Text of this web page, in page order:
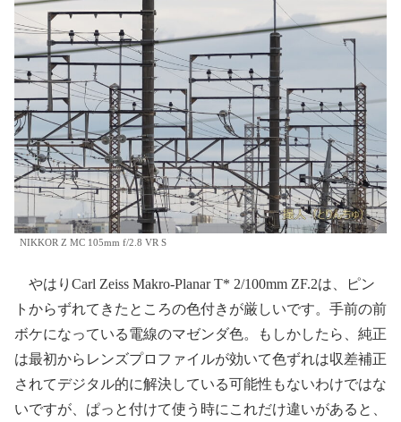
NIKKOR Z MC 105mm f/2.8 VR S
やはりCarl Zeiss Makro-Planar T* 2/100mm ZF.2は、ピン
トからずれてきたところの色付きが厳しいです。手前の前
ボケになっている電線のマゼンダ色。もしかしたら、純正
は最初からレンズプロファイルが効いて色ずれは収差補正
されてデジタル的に解決している可能性もないわけではな
いですが、ぱっと付けて使う時にこれだけ違いがあると、